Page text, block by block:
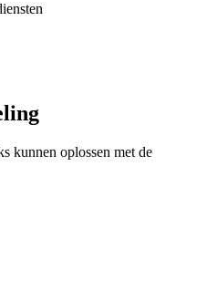
kunnen oplossen met de